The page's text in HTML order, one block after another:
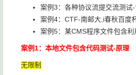
案例3：各种协议流提交流测试-
案例4：CTF-南邮大,i春秋百度
案例5：某CMS程序文件包含利
案例1：本地文件包含代码测试-原理
无限制